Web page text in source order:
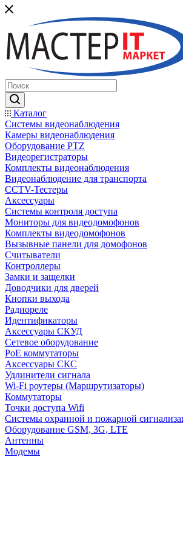
Каталог
Системы видеонаблюдения
Камеры видеонаблюдения
Оборудование PTZ
Видеорегистраторы
Комплекты видеонаблюдения
Видеонаблюдение для транспорта
CCTV-Тестеры
Аксессуары
Системы контроля доступа
Мониторы для видеодомофонов
Комплекты видеодомофонов
Вызывные панели для домофонов
Считыватели
Контроллеры
Замки и защелки
Доводчики для дверей
Кнопки выхода
Радиореле
Идентификаторы
Аксессуары СКУД
Сетевое оборудование
PoE коммутаторы
Аксессуары СКС
Удлинители сигнала
Wi-Fi роутеры (Маршрутизаторы)
Коммутаторы
Точки доступа Wifi
Системы охранной и пожарной
Оборудование GSM, 3G, LTE
Антенны
Модемы